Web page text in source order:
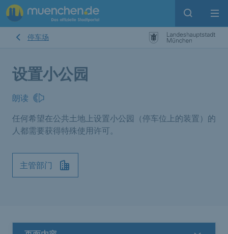
Open
停车场
设置小公园
朗读
任何希望在公共土地上设置小公园（停车位上的装置）的
人都需要获得特殊使用许可。
主管部门